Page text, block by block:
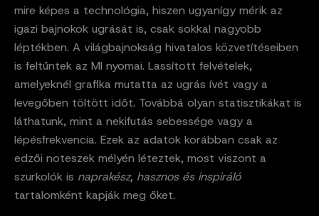
mire képes a technológia, hiszen ugyanígy mérik az
igazi bajnokok ugrását is, csak sokkal nagyobb
léptékben. A világbajnokság hivatalos közvetítéseiben
is feltűntek az MI nyomai. Lassított felvételek,
amelyeknél grafika mutatta az ugrás ívét vagy a
levegőben töltött időt. Továbbá olyan statisztikákat is
láthatunk, mint a nekifutás sebessége vagy a
lépésfrekvencia. Ezek az adatok korábban csak az
edzői noteszek mélyén léteztek, most viszont a
szurkolók is naprakész, hasznos és inspiráló
tartalomként kapják meg őket.